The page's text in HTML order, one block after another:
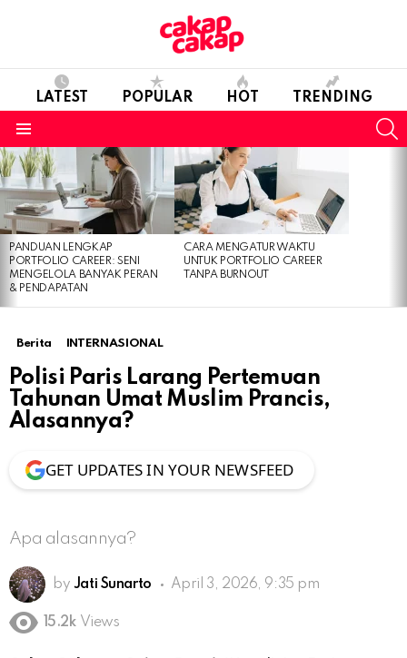
LATEST POPULAR HOT TRENDING
LATEST
STORIES
PANDUAN LENGKAP
PORTFOLIO CAREER: SENI
MENGELOLA BANYAK PERAN
& PENDAPATAN
CARA MENGATUR WAKTU
UNTUK PORTFOLIO CAREER
TANPA BURNOUT
Berita INTERNASIONAL
Polisi Paris Larang Pertemuan
Tahunan Umat Muslim Prancis,
Alasannya?
GET UPDATES IN YOUR NEWSFEED
Apa alasannya?
by Jati Sunarto April 3, 2026, 9:35 pm
15.2k Views